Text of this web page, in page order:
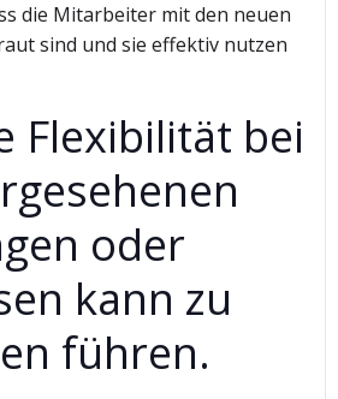
die Mitarbeiter mit den neuen
sind und sie effektiv nutzen
Flexibilität bei
oder
kann zu
führen.